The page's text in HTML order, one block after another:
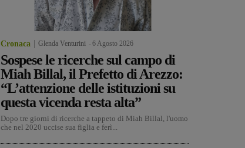
Cronaca Glenda Venturini 6 Agosto 2026
Sospese le ricerche sul campo di
Miah Billal, il Prefetto di Arezzo:
“L’attenzione delle istituzioni su
questa vicenda resta alta”
Dopo tre giorni di ricerche a tappeto di Miah Billal, l'uomo
che nel 2020 uccise sua figlia e ferì...